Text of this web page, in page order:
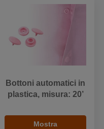
Bottoni automatici in
plastica, misura: 20’
Mostra